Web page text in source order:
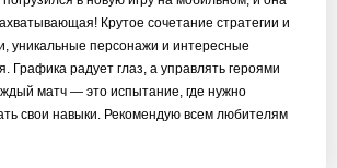
Крутое сочетание стратегии и
уникальные персонажи и интересные
Графика радует глаз, а управлять героями
матч — это испытание, где нужно
свои навыки. Рекомендую всем любителям